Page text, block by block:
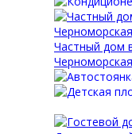
Частный дом